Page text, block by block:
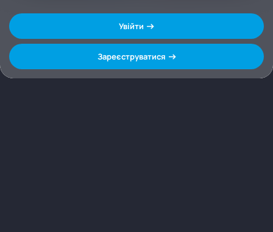
Увійти
Зареєструватися